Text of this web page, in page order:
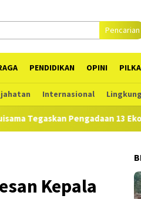
Pencarian
PENDIDIKAN OPINI
Internasional
Pengadaan 13 Ekor Babi
Kepala